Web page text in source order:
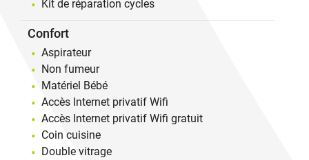
Kit de réparation cycles
Confort
Aspirateur
Non fumeur
Matériel Bébé
Accès Internet privatif Wifi
Accès Internet privatif Wifi gratuit
Coin cuisine
Double vitrage